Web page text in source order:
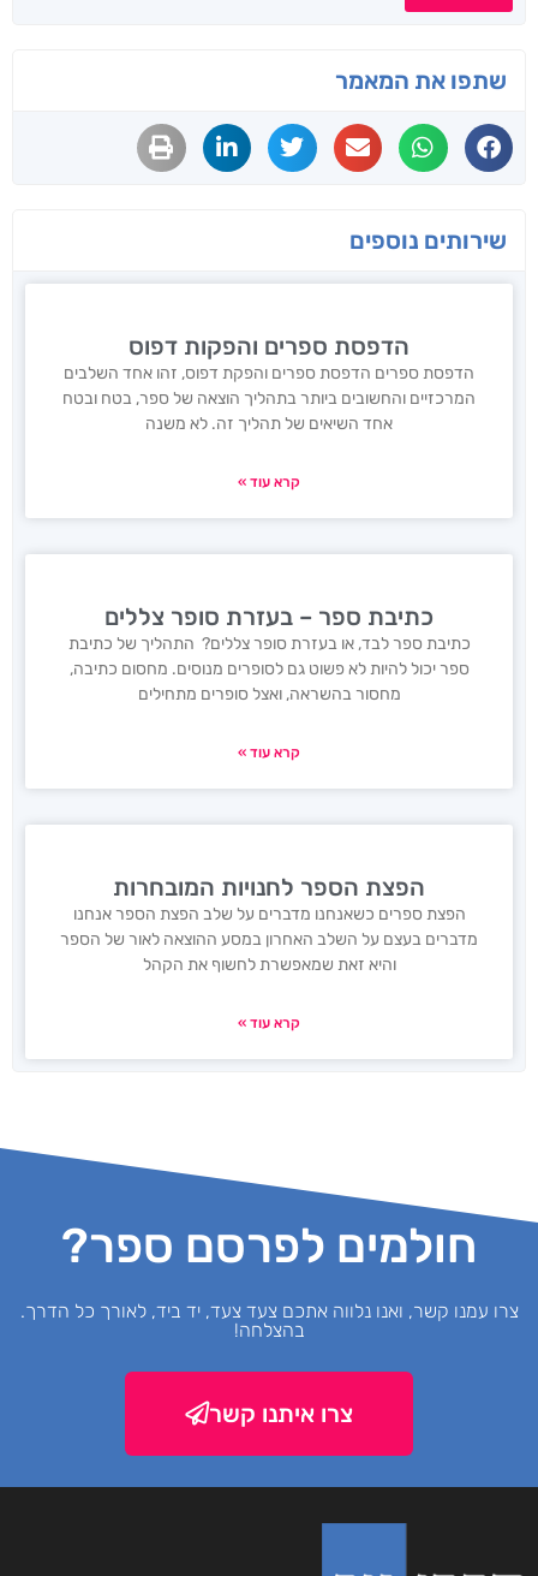
שתפו את המאמר
שירותים נוספים
הדפסת ספרים והפקות דפוס
הדפסת ספרים הדפסת ספרים והפקת דפוס, זהו אחד השלבים
המרכזיים והחשובים ביותר בתהליך הוצאה של ספר, בטח ובטח
אחד השיאים של תהליך זה. לא משנה
קרא עוד »
כתיבת ספר – בעזרת סופר צללים
כתיבת ספר לבד, או בעזרת סופר צללים? התהליך של כתיבת
ספר יכול להיות לא פשוט גם לסופרים מנוסים. מחסום כתיבה,
מחסור בהשראה, ואצל סופרים מתחילים
קרא עוד »
הפצת הספר לחנויות המובחרות
הפצת ספרים כשאנחנו מדברים על שלב הפצת הספר אנחנו
מדברים בעצם על השלב האחרון במסע ההוצאה לאור של הספר
והיא זאת שמאפשרת לחשוף את הקהל
קרא עוד »
חולמים לפרסם ספר?
צרו עמנו קשר, ואנו נלווה אתכם צעד צעד, יד ביד, לאורך כל הדרך.
בהצלחה!
צרו איתנו קשר